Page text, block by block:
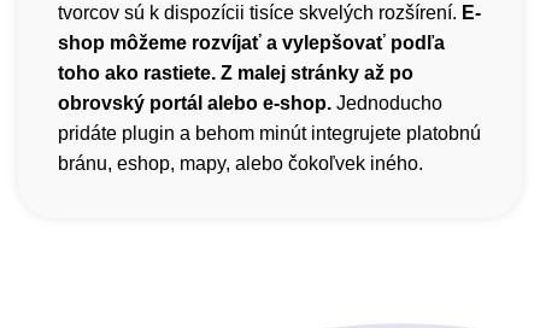
tvorcov sú k dispozícii tisíce skvelých rozšírení. E-
shop môžeme rozvíjať a vylepšovať podľa
toho ako rastiete. Z malej stránky až po
obrovský portál alebo e-shop. Jednoducho
pridáte plugin a behom minút integrujete platobnú
bránu, eshop, mapy, alebo čokoľvek iného.